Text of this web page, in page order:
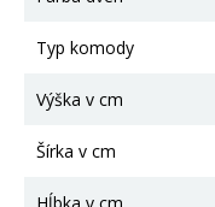
Typ komody
Výška v cm
Šírka v cm